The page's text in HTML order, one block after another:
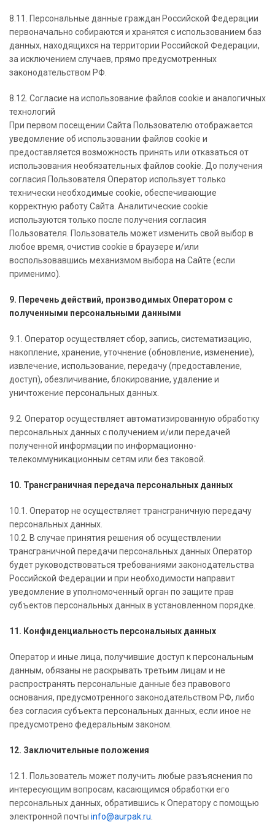
8.11. Персональные данные граждан Российской Федерации
первоначально собираются и хранятся с использованием баз
данных, находящихся на территории Российской Федерации,
за исключением случаев, прямо предусмотренных
законодательством РФ.
8.12. Согласие на использование файлов cookie и аналогичных
технологий
При первом посещении Сайта Пользователю отображается
уведомление об использовании файлов cookie и
предоставляется возможность принять или отказаться от
использования необязательных файлов cookie. До получения
согласия Пользователя Оператор использует только
технически необходимые cookie, обеспечивающие
корректную работу Сайта. Аналитические cookie
используются только после получения согласия
Пользователя. Пользователь может изменить свой выбор в
любое время, очистив cookie в браузере и/или
воспользовавшись механизмом выбора на Сайте (если
применимо).
9. Перечень действий, производимых Оператором с
полученными персональными данными
9.1. Оператор осуществляет сбор, запись, систематизацию,
накопление, хранение, уточнение (обновление, изменение),
извлечение, использование, передачу (предоставление,
доступ), обезличивание, блокирование, удаление и
уничтожение персональных данных.
9.2. Оператор осуществляет автоматизированную обработку
персональных данных с получением и/или передачей
полученной информации по информационно-
телекоммуникационным сетям или без таковой.
10. Трансграничная передача персональных данных
10.1. Оператор не осуществляет трансграничную передачу
персональных данных.
10.2. В случае принятия решения об осуществлении
трансграничной передачи персональных данных Оператор
будет руководствоваться требованиями законодательства
Российской Федерации и при необходимости направит
уведомление в уполномоченный орган по защите прав
субъектов персональных данных в установленном порядке.
11. Конфиденциальность персональных данных
Оператор и иные лица, получившие доступ к персональным
данным, обязаны не раскрывать третьим лицам и не
распространять персональные данные без правового
основания, предусмотренного законодательством РФ, либо
без согласия субъекта персональных данных, если иное не
предусмотрено федеральным законом.
12. Заключительные положения
12.1. Пользователь может получить любые разъяснения по
интересующим вопросам, касающимся обработки его
персональных данных, обратившись к Оператору с помощью
электронной почты info@aurpak.ru